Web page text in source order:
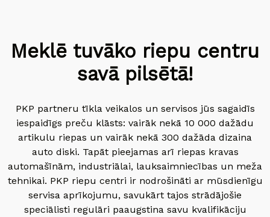
Meklē tuvāko riepu centru
savā pilsētā!
PKP partneru tīkla veikalos un servisos jūs sagaidīs
iespaidīgs preču klāsts: vairāk nekā 10 000 dažādu
artikulu riepas un vairāk nekā 300 dažāda dizaina
auto diski. Tapāt pieejamas arī riepas kravas
automašīnām, industriālai, lauksaimniecības un meža
tehnikai. PKP riepu centri ir nodrošināti ar mūsdienīgu
servisa aprīkojumu, savukārt tajos strādājošie
speciālisti regulāri paaugstina savu kvalifikāciju